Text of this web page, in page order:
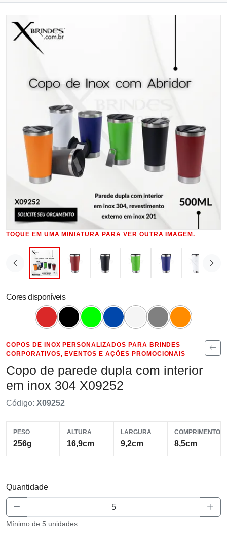
TOQUE EM UMA MINIATURA PARA VER OUTRA IMAGEM.
Cores disponíveis
COPOS DE INOX PERSONALIZADOS PARA BRINDES
CORPORATIVOS, EVENTOS E AÇÕES PROMOCIONAIS
Copo de parede dupla com interior
em inox 304 X09252
Código: X09252
PESO
256g
ALTURA
16,9cm
LARGURA
9,2cm
COMPRIMENTO
8,5cm
Quantidade
Mínimo de 5 unidades.